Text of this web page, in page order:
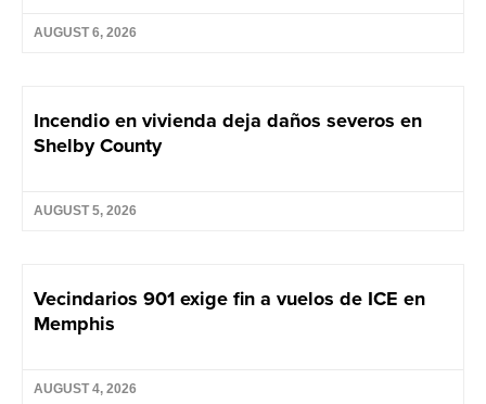
AUGUST 6, 2026
Incendio en vivienda deja daños severos en
Shelby County
AUGUST 5, 2026
Vecindarios 901 exige fin a vuelos de ICE en
Memphis
AUGUST 4, 2026